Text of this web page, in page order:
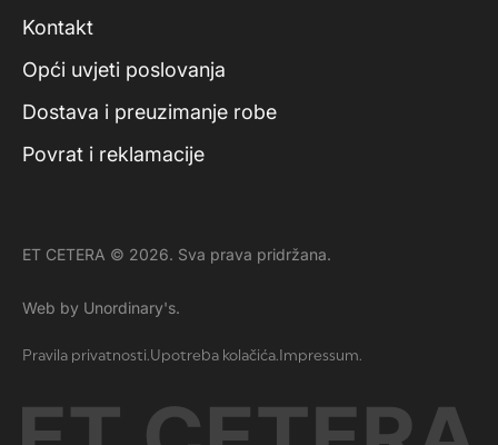
Kontakt
Opći uvjeti poslovanja
Dostava i preuzimanje robe
Povrat i reklamacije
ET CETERA © 2026. Sva prava pridržana.
Web by Unordinary's.
Pravila privatnosti.Upotreba kolačića. Impressum.